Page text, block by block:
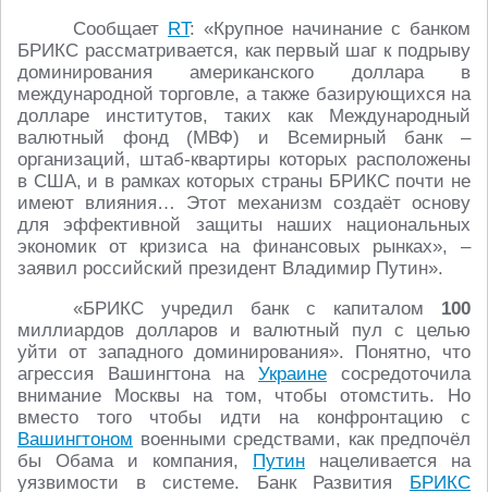
Сообщает RT: «Крупное начинание с банком
БРИКС рассматривается, как первый шаг к подрыву
доминирования американского доллара в
международной торговле, а также базирующихся на
долларе институтов, таких как Международный
валютный фонд (МВФ) и Всемирный банк –
организаций, штаб-квартиры которых расположены
в США, и в рамках которых страны БРИКС почти не
имеют влияния… Этот механизм создаёт основу
для эффективной защиты наших национальных
экономик от кризиса на финансовых рынках», –
заявил российский президент Владимир Путин».
«БРИКС учредил банк с капиталом 100
миллиардов долларов и валютный пул с целью
уйти от западного доминирования». Понятно, что
агрессия Вашингтона на Украине сосредоточила
внимание Москвы на том, чтобы отомстить. Но
вместо того чтобы идти на конфронтацию с
Вашингтоном военными средствами, как предпочёл
бы Обама и компания, Путин нацеливается на
уязвимости в системе. Банк Развития БРИКС